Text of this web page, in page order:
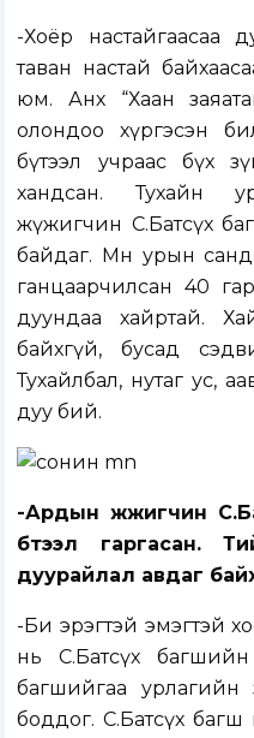
-Хоёр настайгаасаа
таван настай
юм. Анх “Хаан
олондоо хүргэсэн
бүтээл учраас бүх
хандсан. Тухайн
жүжигчин С.Батсүх
байдаг. Мөн урын
ганцаарчилсан 40
дуундаа хайртай.
байхгүй, бусад
Тухайлбал, нутаг ус,
дуу бий.
-Ардын жүжигчин
бүтээл гаргасан.
дуурайлал авдаг
-Би эрэгтэй эмэгтэй
нь С.Батсүх
багшийгаа урлагийн
боддог. С.Батсүх